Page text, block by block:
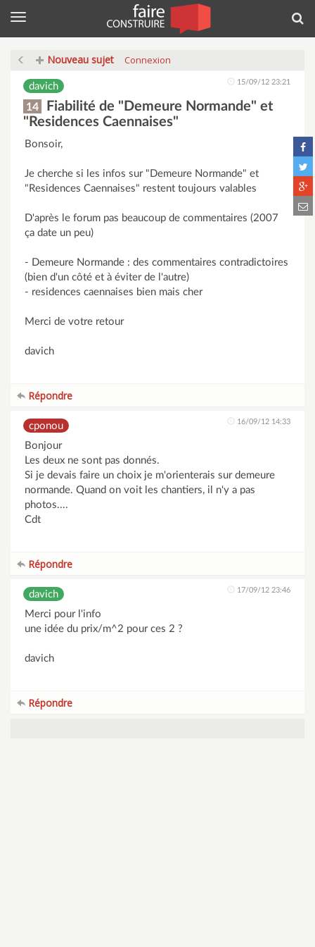
Menu
Nouveau sujet Connexion
davich 15/09/12 23:21
14
Fiabilité de "Demeure Normande" et
"Residences Caennaises"
Bonsoir,
Je cherche si les infos sur "Demeure Normande" et
"Residences Caennaises" restent toujours valables
D'après le forum pas beaucoup de commentaires (2007
ça date un peu)
- Demeure Normande : des commentaires contradictoires
(bien d'un côté et à éviter de l'autre)
- residences caennaises bien mais cher
Merci de votre retour
davich
Répondre
cponou 16/09/12 14:33
Bonjour
Les deux ne sont pas donnés.
Si je devais faire un choix je m'orienterais sur demeure
normande. Quand on voit les chantiers, il n'y a pas
photos....
Cdt
Répondre
davich 17/09/12 23:46
Merci pour l'info
une idée du prix/m^2 pour ces 2 ?
davich
Répondre